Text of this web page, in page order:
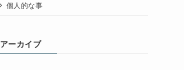
個人的な事
アーカイブ